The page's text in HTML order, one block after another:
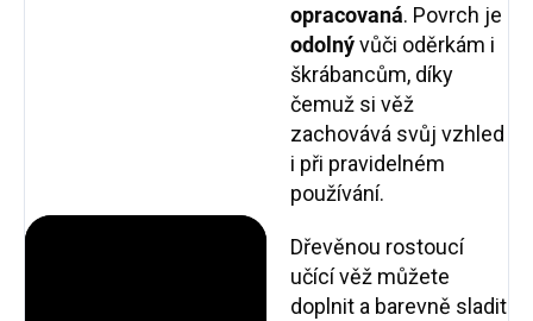
opracovaná. Povrch je
odolnývůči oděrkám i
škrábancům, díky
čemuž si věž
zachovává svůj vzhled
i při pravidelném
používání.
Dřevěnou rostoucí
učící věž můžete
doplnit a barevně sladit